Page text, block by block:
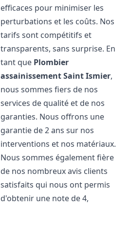
efficaces pour minimiser les
perturbations et les coûts. Nos
tarifs sont compétitifs et
transparents, sans surprise. En
tant que Plombier
assainissementSaint Ismier,
nous sommes fiers de nos
services de qualité et de nos
garanties. Nous offrons une
garantie de 2 ans sur nos
interventions et nos matériaux.
Nous sommes également fière
de nos nombreux avis clients
satisfaits qui nous ont permis
d'obtenir une note de 4,